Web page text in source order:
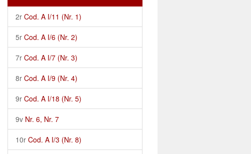
2r Cod. A I/11 (Nr. 1)
5r Cod. A I/6 (Nr. 2)
7r Cod. A I/7 (Nr. 3)
8r Cod. A I/9 (Nr. 4)
9r Cod. A I/18 (Nr. 5)
9v Nr. 6, Nr. 7
10r Cod. A I/3 (Nr. 8)